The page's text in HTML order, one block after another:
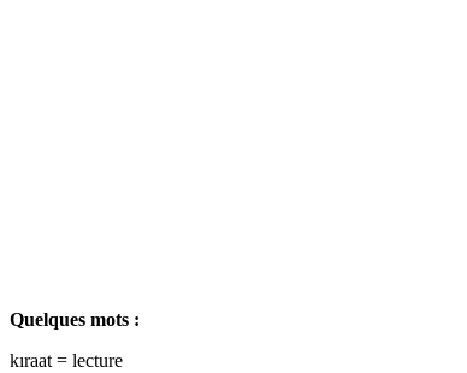
Quelques mots :
kıraat = lecture